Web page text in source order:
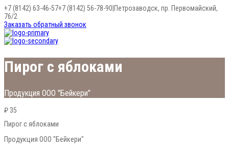
+7 (8142) 63-46-57+7 (8142) 56-78-90 Петрозаводск, пр. Первомайский,
76/2
Заказать обратный звонок
Пирог с яблоками
Продукция ООО "Бейкери"
₽ 35
Пирог с яблоками
Продукция ООО "Бейкери"